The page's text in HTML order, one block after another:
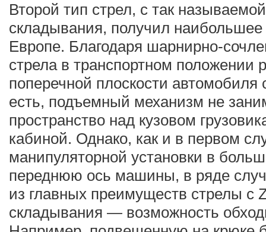
Второй тип стрел, с так
складывания, получил наибольшее
Европе. Благодаря шарнирно-
стрела в транспортном положении
поперечной плоскости автомобиля
есть, подъемный механизм не
пространство над кузовом
кабиной. Однако, как и в первом
манипуляторной установки в
переднюю ось машины, в ряде
из главных преимуществ стрелы с
складывания — возможность